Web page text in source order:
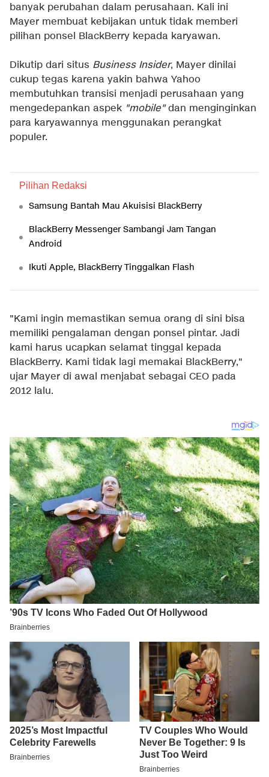
banyak perubahan dalam perusahaan. Kali ini
Mayer membuat kebijakan untuk tidak memberi
pilihan ponsel BlackBerry kepada karyawan.
Dikutip dari situs Business Insider, Mayer dinilai
cukup tegas karena yakin bahwa Yahoo
membutuhkan transisi menjadi perusahaan yang
mengedepankan aspek "mobile"dan menginginkan
para karyawannya menggunakan perangkat
populer.
Pilihan Redaksi
Samsung Bantah Mau Akuisisi BlackBerry
BlackBerry Messenger Sambangi Jam Tangan
Android
Ikuti Apple, BlackBerry Tinggalkan Flash
"Kami ingin memastikan semua orang di sini bisa
memiliki pengalaman dengan ponsel pintar. Jadi
kami harus ucapkan selamat tinggal kepada
BlackBerry. Kami tidak lagi memakai BlackBerry,"
ujar Mayer di awal menjabat sebagai CEO pada
2012 lalu.